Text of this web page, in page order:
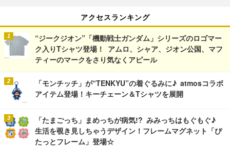
アクセスランキング
“ジークジオン”「機動戦士ガンダム」シリーズのロゴマー
ク入りTシャツ登場！ アムロ、シャア、ジオン公国、マフ
ティーのマークをさり気なくアピール
「モンチッチ」が“TENKYU”の着ぐるみに♪ atmosコラボ
アイテム登場！キーチェーン＆Tシャツを展開
「たまごっち」まめっちが病気!? みみっちはもぐもぐ♪
生活を覗き見しちゃうデザイン！フレームマグネット「ぴ
たっとフレーム」登場☆